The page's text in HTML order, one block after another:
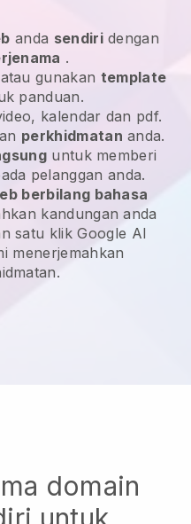
anda sendiridengan
.
atau gunakan template
panduan.
kalendar dan pdf.
perkhidmatan anda.
untuk memberi
pelanggan anda.
berbilang bahasa
kandungan anda
satu klik Google AI
menerjemahkan
domain
untuk